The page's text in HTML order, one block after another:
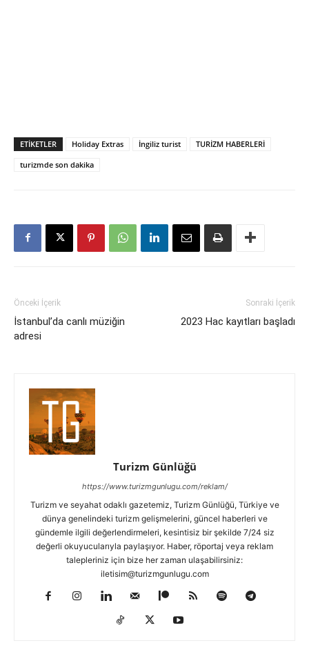
ETIKETLER Holiday Extras İngiliz turist
TURİZM HABERLERİ
turizmde son dakika
Önceki İçerik
İstanbul’da canlı müziğin
adresi
Sonraki İçerik
2023 Hac kayıtları başladı
Turizm Günlüğü
https://www.turizmgunlugu.com/reklam/
Turizm ve seyahat odaklı gazetemiz, Turizm Günlüğü, Türkiye ve
dünya genelindeki turizm gelişmelerini, güncel haberleri ve
gündemle ilgili değerlendirmeleri, kesintisiz bir şekilde 7/24 siz
değerli okuyucularıyla paylaşıyor. Haber, röportaj veya reklam
talepleriniz için bize her zaman ulaşabilirsiniz:
iletisim@turizmgunlugu.com